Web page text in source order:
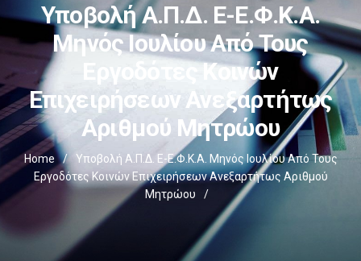
Υποβολή Α.Π.Δ. E-Ε.Φ.Κ.Α.
Μηνός Ιουλίου Από Τους
Εργοδότες Κοινών
Επιχειρήσεων Ανεξαρτήτως
Αριθμού Μητρώου
Home /
Υποβολή Α.Π.Δ. E-Ε.Φ.Κ.Α. Μηνός Ιουλίου Από Τους
Εργοδότες Κοινών Επιχειρήσεων Ανεξαρτήτως Αριθμού
Μητρώου
/